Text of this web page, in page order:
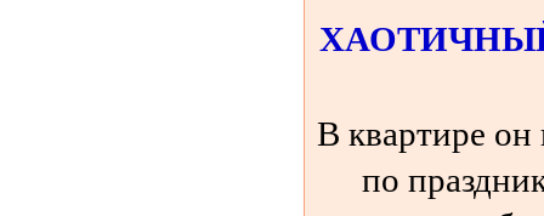
В квартире он
по